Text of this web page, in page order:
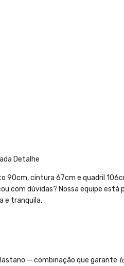
Detalhe
90cm, cintura 67cm e quadril
com dúvidas? Nossa equipe
e tranquila.
— combinação que garante